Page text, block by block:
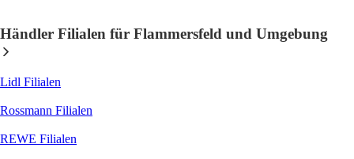
Händler Filialen für Flammersfeld und Umgebung
Lidl Filialen
Rossmann Filialen
REWE Filialen